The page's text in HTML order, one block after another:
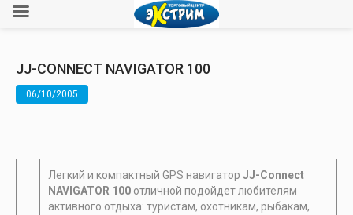
JJ-CONNECT NAVIGATOR 100
06/10/2005
Легкий и компактный GPS навигатор JJ-Connect
NAVIGATOR 100 отличной подойдет любителям
активного отдыха: туристам, охотникам, рыбакам,